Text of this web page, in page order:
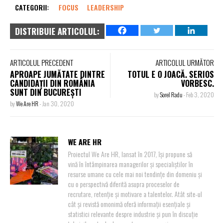
CATEGORII: FOCUS LEADERSHIP
DISTRIBUIE ARTICOLUL:
ARTICOLUL PRECEDENT
APROAPE JUMĂTATE DINTRE
CANDIDAȚII DIN ROMÂNIA
SUNT DIN BUCUREȘTI
byWe Are HR-Jan 30, 2020
ARTICOLUL URMĂTOR
TOTUL E O JOACĂ. SERIOS
VORBESC.
bySorel Radu-Feb 3, 2020
WE ARE HR
Proiectul We Are HR, lansat în 2017, își propune să
vină în întâmpinarea managerilor și specialiștilor în
resurse umane cu cele mai noi tendințe din domeniu și
cu o perspectivă diferită asupra proceselor de
recrutare, retenție și motivare a talentelor. Atât site-ul
cât și revistă omonimă oferă informații esențiale și
statistici relevante despre industrie și pun în discuție